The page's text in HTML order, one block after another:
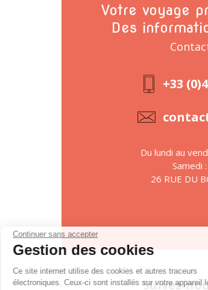
Votre voyage
Des
+33
Du lundi au
Samedi
26 RUE DU
Suivez-
Continuer sans accepter
Gestion des cookies
Ce site internet utilise des cookies et autres traceurs
électroniques. Ceux-ci sont installés sur votre